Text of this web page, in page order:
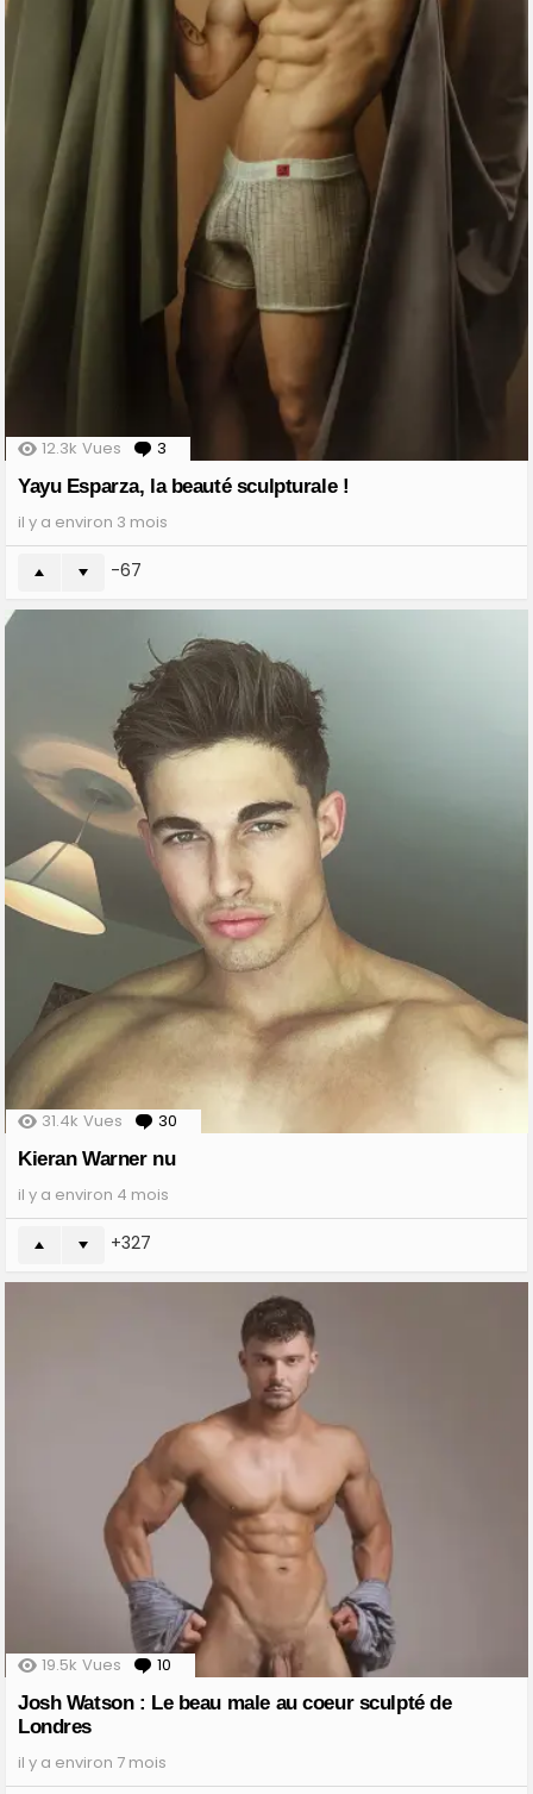
12.3k Vues 3
Yayu Esparza, la beauté sculpturale !
il y a environ 3 mois
-67
31.4k Vues 30
Kieran Warner nu
il y a environ 4 mois
327
19.5k Vues 10
Comments
Josh Watson : Le beau male au coeur sculpté de
Londres
il y a environ 7 mois